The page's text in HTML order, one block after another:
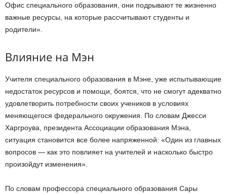
Офис специального образования, они подрывают те жизненно
важные ресурсы, на которые рассчитывают студенты и
родители».
Влияние на Мэн
Учителя специального образования в Мэне, уже испытывающие
недостаток ресурсов и помощи, боятся, что не смогут адекватно
удовлетворить потребности своих учеников в условиях
меняющегося федерального окружения. По словам Джесси
Харгроува, президента Ассоциации образования Мэна,
ситуация становится все более напряженной: «Один из главных
вопросов — как это повлияет на учителей и насколько быстро
произойдут изменения».
По словам профессора специального образования Сары